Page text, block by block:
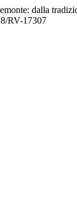
dalla
RV-17307